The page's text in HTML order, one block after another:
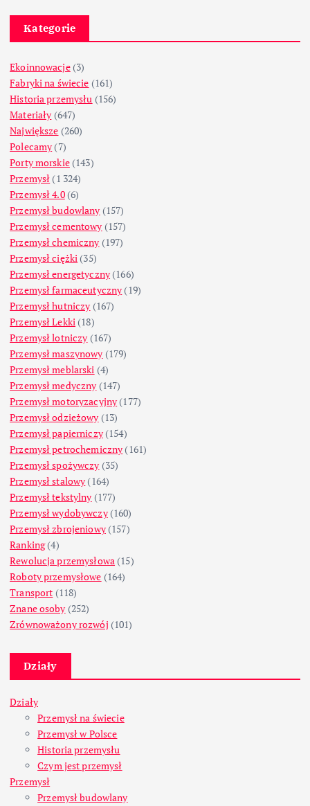
Kategorie
Ekoinnowacje(3)
Fabryki na świecie (161)
Historia przemysłu (156)
Materiały (647)
Największe (260)
Polecamy (7)
Porty morskie(143)
Przemysł (1 324)
Przemysł 4.0(6)
Przemysł budowlany (157)
Przemysł cementowy (157)
Przemysł chemiczny (197)
Przemysł ciężki (35)
Przemysł energetyczny (166)
Przemysł farmaceutyczny (19)
Przemysł hutniczy (167)
Przemysł Lekki (18)
Przemysł lotniczy (167)
Przemysł maszynowy (179)
Przemysł meblarski (4)
Przemysł medyczny (147)
Przemysł motoryzacyjny (177)
Przemysł odzieżowy (13)
Przemysł papierniczy(154)
Przemysł petrochemiczny (161)
Przemysł spożywczy (35)
Przemysł stalowy (164)
Przemysł tekstylny (177)
Przemysł wydobywczy(160)
Przemysł zbrojeniowy(157)
Ranking(4)
Rewolucja przemysłowa (15)
Roboty przemysłowe (164)
Transport (118)
Znane osoby (252)
Zrównoważony rozwój (101)
Działy
Działy
Przemysł na świecie
Przemysł w Polsce
Historia przemysłu
Czym jest przemysł
Przemysł
Przemysł budowlany